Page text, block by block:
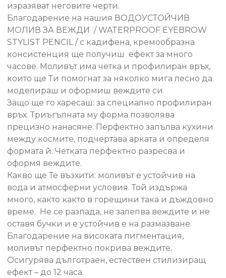
2-
Студено
кафяво
изразяват неговите черти.
Благодарение на нашия ВОДОУСТОЙЧИВ
МОЛИВ ЗА ВЕЖДИ / WATERPROOF EYEBROW
STYLIST PENCIL / с кадифена, кремообразна
консистенция ще получиш ефект за много
часове. Моливът има четка и профилиран връх,
които ще Ти помогнат за няколко мига лесно да
моделираш и оформиш веждите си.
Защо ще го харесаш: за специално профилиран
връх. Триъгълната му форма позволява
прецизно нанасяне. Перфектно запълва кухини
между космите, подчертава арката и определя
формата й. Четката перфектно разресва и
оформя веждите.
Какво ще Те възхити: моливът е устойчив на
вода и атмосферни условия. Той издържа
много, както както в горещини така и дъждовно
време. Не се разпада, не залепва веждите и не
оставя бучки и е устойчив е на размазване.
Благодарение на високата пигментация,
моливът перфектно покрива веждите.
Осигурява дълготраен, естествен стилизиращ
ефект – до 12 часа.